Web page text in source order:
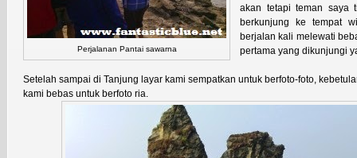
Perjalanan Pantai sawarna
akan tetapi teman saya
berkunjung ke tempat
berjalan kali melewati
pertama yang dikunjungi
Setelah sampai di Tanjung layar kami sempatkan untuk berfoto-foto,
kami bebas untuk berfoto ria.